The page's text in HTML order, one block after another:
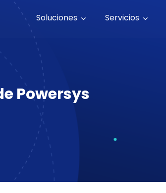
Soluciones Servicios
Powersys